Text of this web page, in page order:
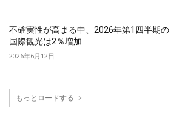
不確実性が高まる中、2026年第1四半期の
国際観光は2％増加
2026年6月12日
もっとロードする